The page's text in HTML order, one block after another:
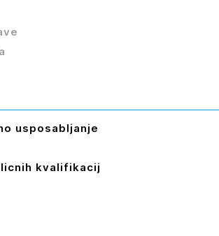
usposabljanje
kvalifikacij